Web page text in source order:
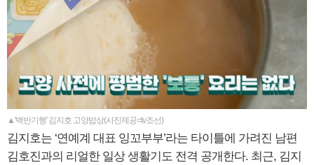
▲'백반기행' 김지호 고양밥상(사진제공=tv조선)
김지호는 ‘연예계 대표 잉꼬부부’라는 타이틀에 가려진 남편
김호진과의 리얼한 일상 생활기도 전격 공개한다. 최근, 김지